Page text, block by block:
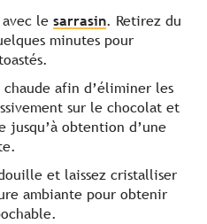
le sarrasin. Retirez du
minutes pour
afin d’éliminer les
sur le chocolat et
jusqu’à obtention d’une
et laissez cristalliser
ambiante pour obtenir